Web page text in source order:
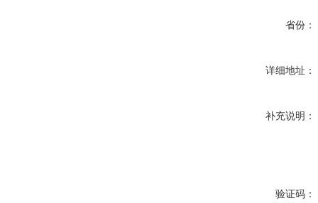
省份：
详细地址：
补充说明：
验证码：